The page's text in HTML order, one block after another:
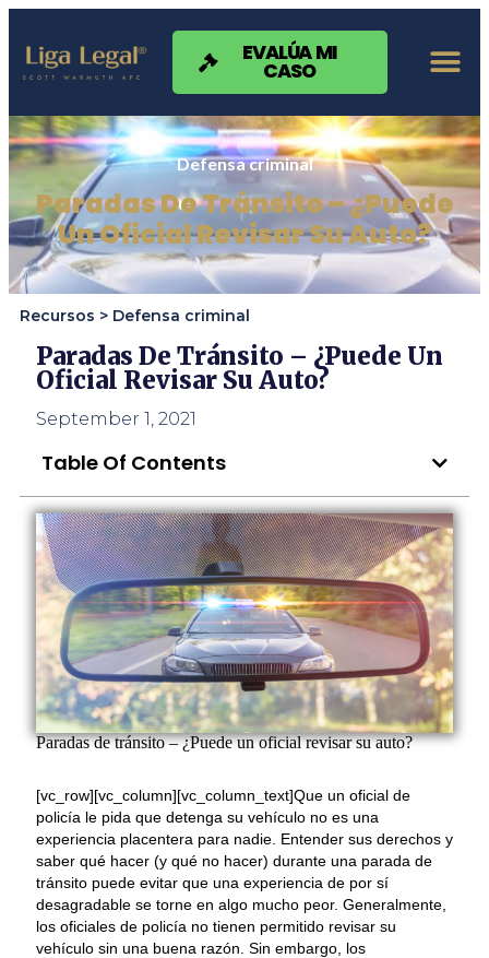
Nota:
sitio
web
sistema
de
accesibilidad.
EVALÚA MI
CASO
Defensa criminal
Paradas De Tránsito – ¿Puede
Un Oficial Revisar Su Auto?
Recursos > Defensa criminal
Paradas De Tránsito – ¿Puede Un
Oficial Revisar Su Auto?
September 1, 2021
Table Of Contents
Paradas de tránsito – ¿Puede un oficial revisar su auto?
[vc_row][vc_column][vc_column_text]Que un oficial de
policía le pida que detenga su vehículo no es una
experiencia placentera para nadie. Entender sus derechos y
saber qué hacer (y qué no hacer) durante una parada de
tránsito puede evitar que una experiencia de por sí
desagradable se torne en algo mucho peor. Generalmente,
los oficiales de policía no tienen permitido revisar su
vehículo sin una buena razón. Sin embargo, los